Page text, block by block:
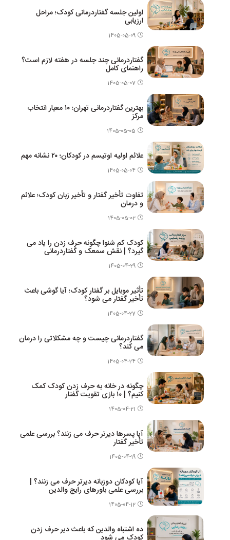
اولین جلسه گفتاردرمانی کودک؛ مراحل
ارزیابی
1405-05-09
گفتاردرمانی چند جلسه در هفته لازم است؟
راهنمای کامل
1405-05-07
بهترین گفتاردرمانی تهران؛ ۱۰ معیار انتخاب
مرکز
1405-05-05
علائم اولیه اوتیسم در کودکان؛ ۲۰ نشانه مهم
1405-05-04
تفاوت تأخیر گفتار و تأخیر زبان کودک؛ علائم
و درمان
1405-05-02
کودک کم شنوا چگونه حرف زدن را یاد می
گیرد؟ | نقش سمعک و گفتاردرمانی
1405-04-29
تأثیر موبایل بر گفتار کودک؛ آیا گوشی باعث
تأخیر گفتار می شود؟
1405-04-27
گفتاردرمانی چیست و چه مشکلاتی را درمان
می کند؟
1405-04-24
چگونه در خانه به حرف زدن کودک کمک
کنیم؟ | ۱۰ بازی تقویت گفتار
1405-04-21
آیا پسرها دیرتر حرف می زنند؟ بررسی علمی
تأخیر گفتار
1405-04-19
آیا کودکان دوزبانه دیرتر حرف می زنند؟ |
بررسی علمی باورهای رایج والدین
1405-04-12
ده اشتباه والدین که باعث دیر حرف زدن